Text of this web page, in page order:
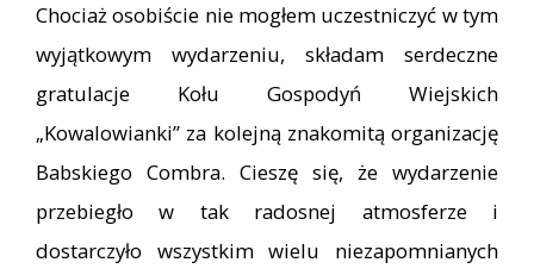
Chociaż osobiście nie mogłem uczestniczyć w tym
wyjątkowym wydarzeniu, składam serdeczne
gratulacje Kołu Gospodyń Wiejskich
„Kowalowianki” za kolejną znakomitą organizację
Babskiego Combra. Cieszę się, że wydarzenie
przebiegło w tak radosnej atmosferze i
dostarczyło wszystkim wielu niezapomnianych